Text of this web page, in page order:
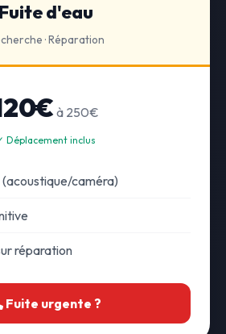
Fuite d'eau
· Réparation
à 250€
Déplacement inclus
caméra)
réparation
Fuite urgente ?